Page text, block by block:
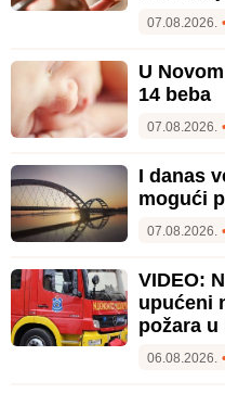
07.08.2026. •
U
14 beba
07.08.2026. •
I danas
mogući
07.08.2026. •
VIDEO:
upućeni
požara
06.08.2026. •